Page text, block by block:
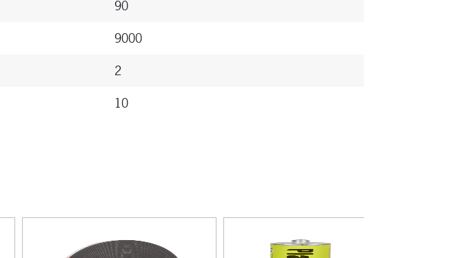
Satijnglans
Satijnglans
90
9000
2
10